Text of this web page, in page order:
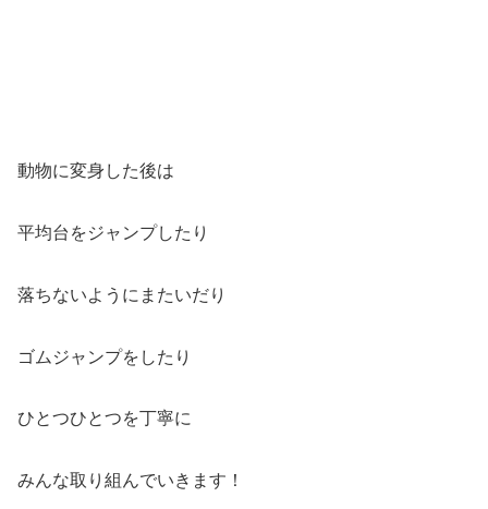
動物に変身した後は
平均台をジャンプしたり
落ちないようにまたいだり
ゴムジャンプをしたり
ひとつひとつを丁寧に
みんな取り組んでいきます！